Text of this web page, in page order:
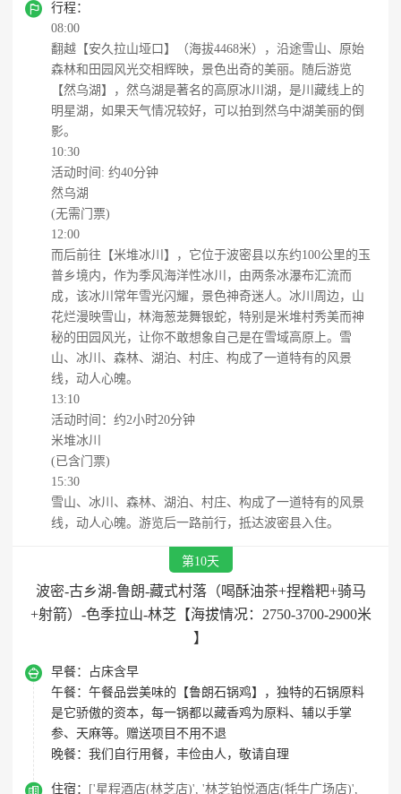

行程：
08:00
翻越【安久拉山垭口】（海拔4468米），沿途雪山、原始
森林和田园风光交相辉映，景色出奇的美丽。随后游览
【然乌湖】，然乌湖是著名的高原冰川湖，是川藏线上的
明星湖，如果天气情况较好，可以拍到然乌中湖美丽的倒
影。
10:30
活动时间: 约40分钟
然乌湖
(无需门票)
12:00
而后前往【米堆冰川】，它位于波密县以东约100公里的玉
普乡境内，作为季风海洋性冰川，由两条冰瀑布汇流而
成，该冰川常年雪光闪耀，景色神奇迷人。冰川周边，山
花烂漫映雪山，林海葱茏舞银蛇，特别是米堆村秀美而神
秘的田园风光，让你不敢想象自己是在雪域高原上。雪
山、冰川、森林、湖泊、村庄、构成了一道特有的风景
线，动人心魄。
13:10
活动时间：约2小时20分钟
米堆冰川
(已含门票)
15:30
雪山、冰川、森林、湖泊、村庄、构成了一道特有的风景
线，动人心魄。游览后一路前行，抵达波密县入住。
第10天
波密-古乡湖-鲁朗-藏式村落（喝酥油茶+捏糌粑+骑马
+射箭）-色季拉山-林芝【海拔情况：2750-3700-2900米
】
 早餐：
占床含早
午餐： 午餐品尝美味的【鲁朗石锅鸡】，独特的石锅原料
是它骄傲的资本，每一锅都以藏香鸡为原料、辅以手掌
参、天麻等。赠送项目不用不退
晚餐： 我们自行用餐，丰俭由人，敬请自理
 住宿： ['星程酒店(林芝店)', '林芝铂悦酒店(牦牛广场店)',